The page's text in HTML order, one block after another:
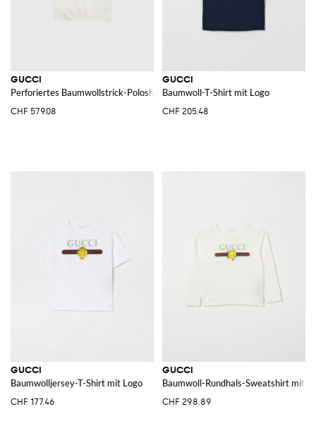
GUCCI
Perforiertes Baumwollstrick-Poloshirt
CHF 579.08
GUCCI
Baumwoll-T-Shirt mit Logo
CHF 205.48
GUCCI
Baumwolljersey-T-Shirt mit Logo
CHF 177.46
GUCCI
Baumwoll-Rundhals-Sweatshirt mit
CHF 298.89